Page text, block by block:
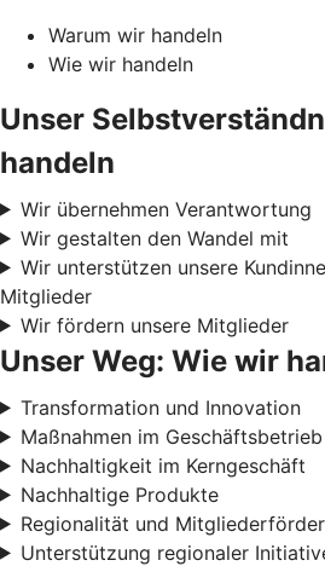
Warum wir handeln
Wie wir handeln
Unser
handeln
Wir übernehmen Verantwortung
Wir gestalten den Wandel mit
Wir unterstützen unsere
Mitglieder
Wir fördern unsere Mitglieder
Unser Weg: Wie wir
Transformation und Innovation
Maßnahmen im Geschäftsbetrieb
Nachhaltigkeit im Kerngeschäft
Nachhaltige Produkte
Regionalität und
Unterstützung regionaler